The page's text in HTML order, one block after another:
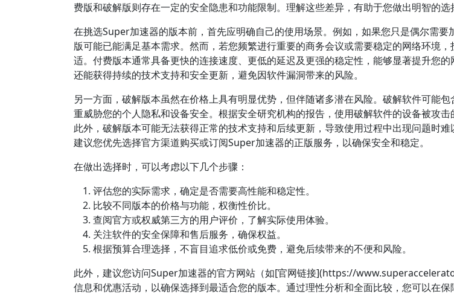
费版和破解版则存在一定的安全隐患和功能限制。理解这些差异，有助于您做出明智的选
在挑选Super加速器的版本前，首先应明确自己的使用场景。例如，如果您只是偶尔需要
版可能已能满足基本需求。然而，若您频繁进行重要的商务会议或需要稳定的网络环境
适。付费版本通常具备更快的连接速度、更低的延迟及更强的稳定性，能够显著提升您
还能获得持续的技术支持和安全更新，避免因软件漏洞带来的风险。
另一方面，破解版本虽然在价格上具有明显优势，但伴随诸多潜在风险。破解软件可能
重威胁您的个人隐私和设备安全。根据安全研究机构的报告，使用破解软件的设备被攻击
此外，破解版本可能无法获得正常的技术支持和后续更新，导致使用过程中出现问题时难
建议您优先选择官方渠道购买或订阅Super加速器的正版服务，以确保安全和稳定。
在做出选择时，可以考虑以下几个步骤：
评估您的实际需求，确定是否需要高性能和稳定性。
比较不同版本的价格与功能，权衡性价比。
查阅官方或权威第三方的用户评价，了解实际使用体验。
关注软件的安全保障和售后服务，确保权益。
根据预算合理选择，不盲目追求低价或免费，避免后续带来的不便和风险。
此外，建议您访问Super加速器的官方网站（如[官网链接](https://
信息和优惠活动，以确保选择到最适合您的版本。通过理性分析和全面比较，您可以在